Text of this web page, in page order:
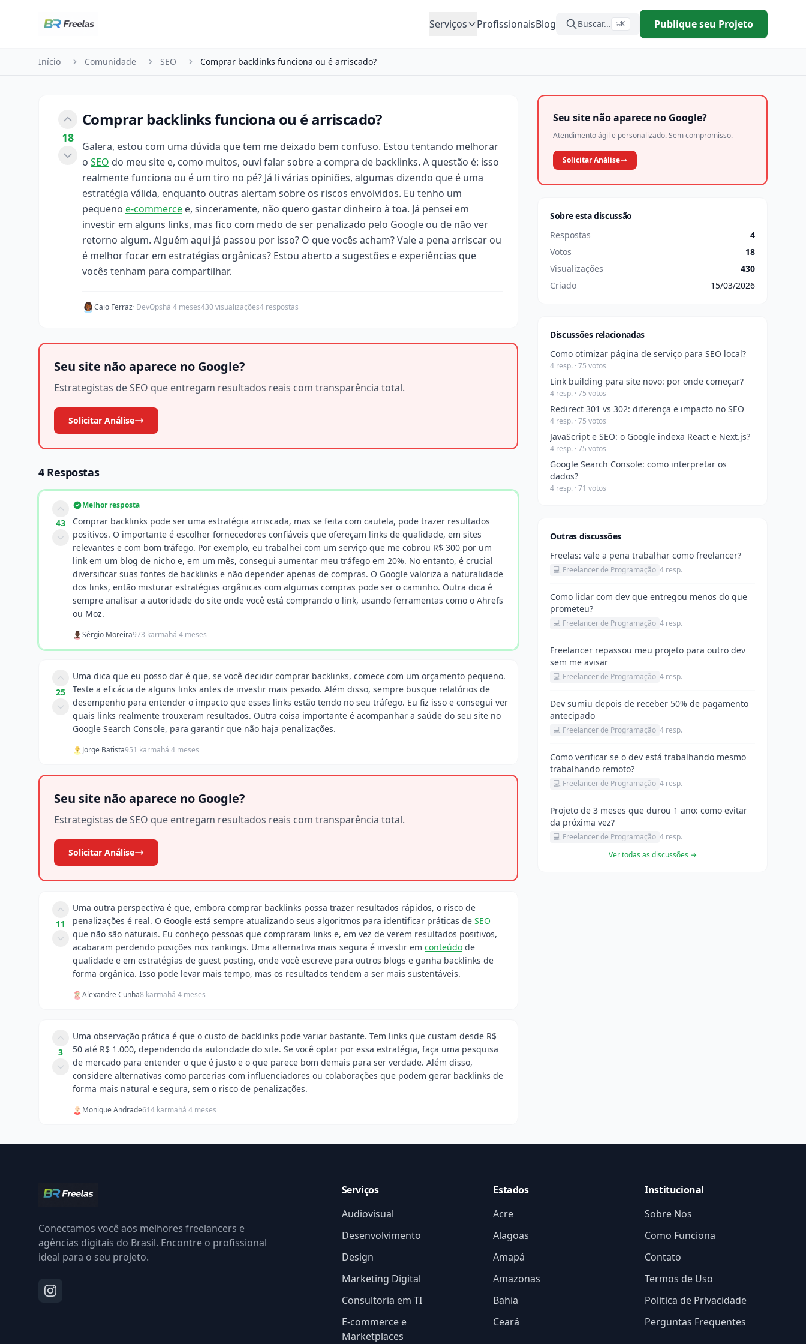
Serviços
ProfissionaisBlog Buscar... ⌘K Publique seu Projeto
Início Comunidade SEO Comprar backlinks funciona ou é arriscado?
18
Comprar backlinks funciona ou é arriscado?
Galera, estou com uma dúvida que tem me deixado bem confuso. Estou tentando melhorar
o SEO do meu site e, como muitos, ouvi falar sobre a compra de backlinks. A questão é: isso
realmente funciona ou é um tiro no pé? Já li várias opiniões, algumas dizendo que é uma
estratégia válida, enquanto outras alertam sobre os riscos envolvidos. Eu tenho um
pequeno e-commerce e, sinceramente, não quero gastar dinheiro à toa. Já pensei em
investir em alguns links, mas fico com medo de ser penalizado pelo Google ou de não ver
retorno algum. Alguém aqui já passou por isso? O que vocês acham? Vale a pena arriscar ou
é melhor focar em estratégias orgânicas? Estou aberto a sugestões e experiências que
vocês tenham para compartilhar.
Caio Ferraz· DevOpshá 4 meses430 visualizações4 respostas
Seu site não aparece no Google?
Estrategistas de SEO que entregam resultados reais com transparência total.
Solicitar Análise
4 Respostas
43
Melhor resposta
Comprar backlinks pode ser uma estratégia arriscada, mas se feita com cautela, pode trazer resultados
positivos. O importante é escolher fornecedores confiáveis que ofereçam links de qualidade, em sites
relevantes e com bom tráfego. Por exemplo, eu trabalhei com um serviço que me cobrou R$ 300 por um
link em um blog de nicho e, em um mês, consegui aumentar meu tráfego em 20%. No entanto, é crucial
diversificar suas fontes de backlinks e não depender apenas de compras. O Google valoriza a naturalidade
dos links, então misturar estratégias orgânicas com algumas compras pode ser o caminho. Outra dica é
sempre analisar a autoridade do site onde você está comprando o link, usando ferramentas como o Ahrefs
ou Moz.
Sérgio Moreira973 karmahá 4 meses
25
Uma dica que eu posso dar é que, se você decidir comprar backlinks, comece com um orçamento pequeno.
Teste a eficácia de alguns links antes de investir mais pesado. Além disso, sempre busque relatórios de
desempenho para entender o impacto que esses links estão tendo no seu tráfego. Eu fiz isso e consegui ver
quais links realmente trouxeram resultados. Outra coisa importante é acompanhar a saúde do seu site no
Google Search Console, para garantir que não haja penalizações.
Jorge Batista951 karmahá 4 meses
Seu site não aparece no Google?
Estrategistas de SEO que entregam resultados reais com transparência total.
Solicitar Análise
11
Uma outra perspectiva é que, embora comprar backlinks possa trazer resultados rápidos, o risco de
penalizações é real. O Google está sempre atualizando seus algoritmos para identificar práticas de SEO
que não são naturais. Eu conheço pessoas que compraram links e, em vez de verem resultados positivos,
acabaram perdendo posições nos rankings. Uma alternativa mais segura é investir em conteúdo de
qualidade e em estratégias de guest posting, onde você escreve para outros blogs e ganha backlinks de
forma orgânica. Isso pode levar mais tempo, mas os resultados tendem a ser mais sustentáveis.
Alexandre Cunha8 karmahá 4 meses
3
Uma observação prática é que o custo de backlinks pode variar bastante. Tem links que custam desde R$
50 até R$ 1.000, dependendo da autoridade do site. Se você optar por essa estratégia, faça uma pesquisa
de mercado para entender o que é justo e o que parece bom demais para ser verdade. Além disso,
considere alternativas como parcerias com influenciadores ou colaborações que podem gerar backlinks de
forma mais natural e segura, sem o risco de penalizações.
Monique Andrade614 karmahá 4 meses
Seu site não aparece no Google?
Atendimento ágil e personalizado. Sem compromisso.
Solicitar Análise
Sobre esta discussão
Respostas
4
Votos
18
Visualizações
430
Criado
15/03/2026
Discussões relacionadas
Como otimizar página de serviço para SEO local?
4 resp. · 75 votos
Link building para site novo: por onde começar?
4 resp. · 75 votos
Redirect 301 vs 302: diferença e impacto no SEO
4 resp. · 75 votos
JavaScript e SEO: o Google indexa React e Next.js?
4 resp. · 75 votos
Google Search Console: como interpretar os
dados?
4 resp. · 71 votos
Outras discussões
Freelas: vale a pena trabalhar como freelancer?
💻 Freelancer de Programação 4 resp.
Como lidar com dev que entregou menos do que
prometeu?
💻 Freelancer de Programação 4 resp.
Freelancer repassou meu projeto para outro dev
sem me avisar
💻 Freelancer de Programação 4 resp.
Dev sumiu depois de receber 50% de pagamento
antecipado
💻 Freelancer de Programação 4 resp.
Como verificar se o dev está trabalhando mesmo
trabalhando remoto?
💻 Freelancer de Programação 4 resp.
Projeto de 3 meses que durou 1 ano: como evitar
da próxima vez?
💻 Freelancer de Programação 4 resp.
Ver todas as discussões →
Conectamos você aos melhores freelancers e
agências digitais do Brasil. Encontre o profissional
ideal para o seu projeto.
Serviços
Audiovisual
Desenvolvimento
Design
Marketing Digital
Consultoria em TI
E-commerce e
Marketplaces
Estados
Acre
Alagoas
Amapá
Amazonas
Bahia
Ceará
Institucional
Sobre Nos
Como Funciona
Contato
Termos de Uso
Politica de Privacidade
Perguntas Frequentes